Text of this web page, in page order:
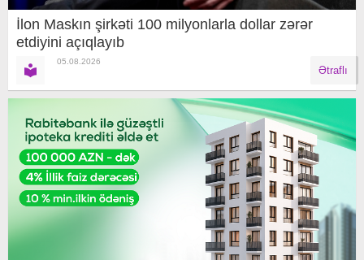
İlon Maskın şirkəti 100 milyonlarla dollar zərər
etdiyini açıqlayıb
05.08.2026
Ətraflı